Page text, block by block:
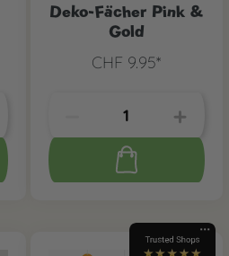
Deko-Fächer Pink &
Gold
CHF 9.95*